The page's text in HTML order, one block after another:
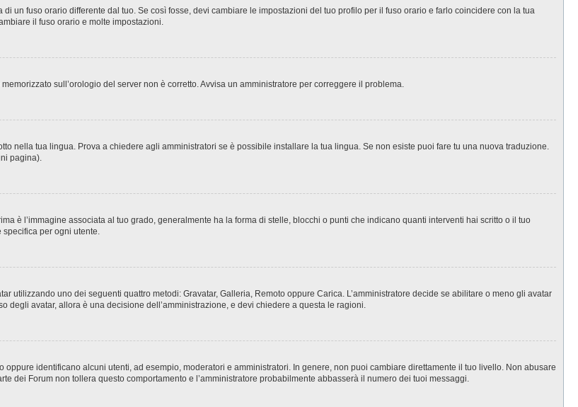
un fuso orario differente dal tuo. Se così fosse, devi cambiare le impostazioni del tuo profilo per il fuso orario e farlo coincidere con la tua
il fuso orario e molte impostazioni.
sull’orologio del server non è corretto. Avvisa un amministratore per correggere il problema.
nella tua lingua. Prova a chiedere agli amministratori se è possibile installare la tua lingua. Se non esiste puoi fare tu una nuova traduzione.
pagina).
è l’immagine associata al tuo grado, generalmente ha la forma di stelle, blocchi o punti che indicano quanti interventi hai scritto o il tuo
specifica per ogni utente.
utilizzando uno dei seguenti quattro metodi: Gravatar, Galleria, Remoto oppure Carica. L’amministratore decide se abilitare o meno gli avatar
degli avatar, allora è una decisione dell’amministrazione, e devi chiedere a questa le ragioni.
identificano alcuni utenti, ad esempio, moderatori e amministratori. In genere, non puoi cambiare direttamente il tuo livello. Non abusare
dei Forum non tollera questo comportamento e l’amministratore probabilmente abbasserà il numero dei tuoi messaggi.